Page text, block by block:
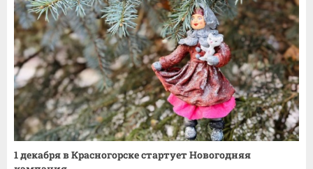
1 декабря в Красногорске стартует Новогодняя